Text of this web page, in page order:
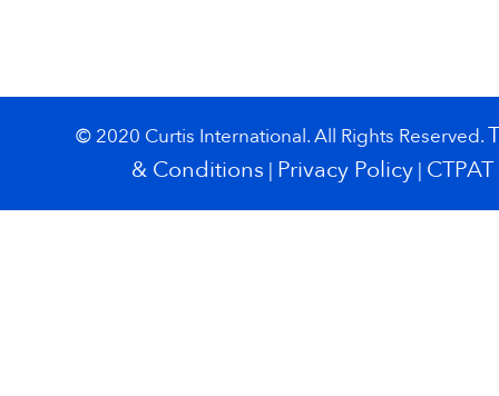
© 2020 Curtis International. All Rights Reserved.
& Conditions | Privacy Policy| CTPAT